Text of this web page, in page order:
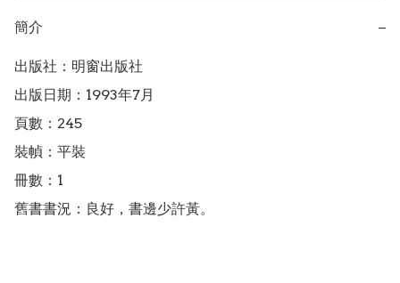
簡介 −
出版社：明窗出版社
出版日期：1993年7月
頁數：245
裝幀：平裝
冊數：1
舊書書況：良好，書邊少許黃。